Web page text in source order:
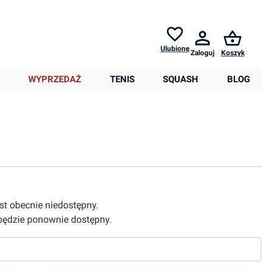
UlubioneZaloguj Koszyk
WYPRZEDAŻ TENIS SQUASH BLOG
obecnie niedostępny.
ponownie dostępny.